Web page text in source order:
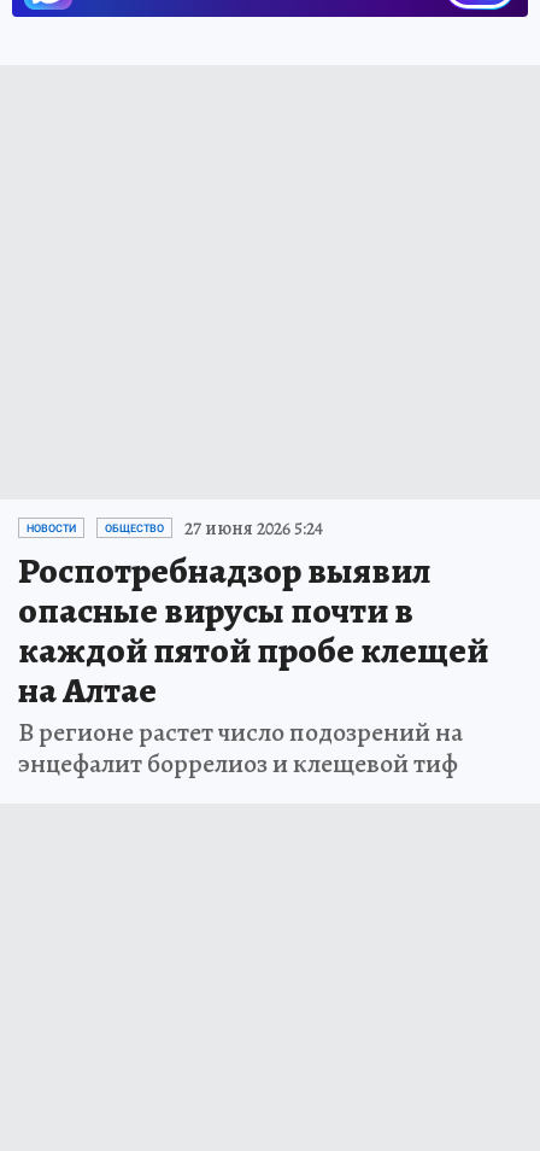
НОВОСТИ ОБЩЕСТВО 27 июня 2026 5:24
Роспотребнадзор выявил
опасные вирусы почти в
каждой пятой пробе клещей
на Алтае
В регионе растет число подозрений на
энцефалит боррелиоз и клещевой тиф